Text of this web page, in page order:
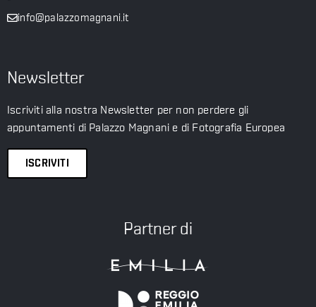
info@palazzomagnani.it
Newsletter
Iscriviti alla nostra Newsletter per non perdere gli
appuntamenti di Palazzo Magnani e di Fotografia Europea
ISCRIVITI
Partner di